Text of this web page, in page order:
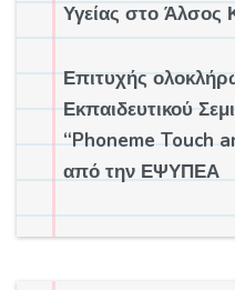
Υγείας στο Άλσος
Επιτυχής
Εκπαιδευτικού
“Phoneme Touch
από την ΕΨΥΠΕΑ